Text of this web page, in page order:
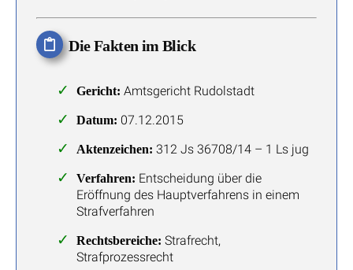
Die Fakten im Blick
Gericht: Amtsgericht Rudolstadt
Datum: 07.12.2015
Aktenzeichen: 312 Js 36708/14 – 1 Ls jug
Verfahren: Entscheidung über die
Eröffnung des Hauptverfahrens in einem
Strafverfahren
Rechtsbereiche: Strafrecht,
Strafprozessrecht